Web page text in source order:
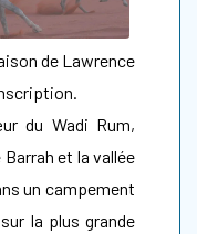
de Lawrence
du Wadi Rum,
et la vallée
un campement
la plus grande